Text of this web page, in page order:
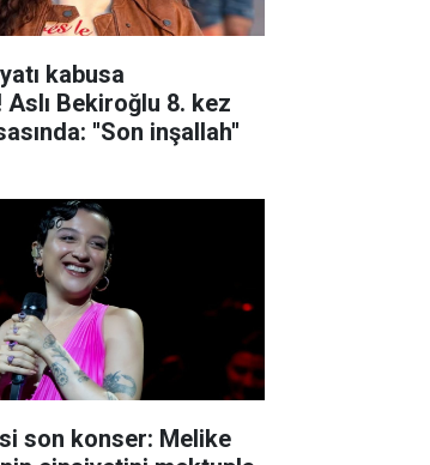
kabusa
Bekiroğlu 8. kez
''Son inşallah''
son konser: Melike